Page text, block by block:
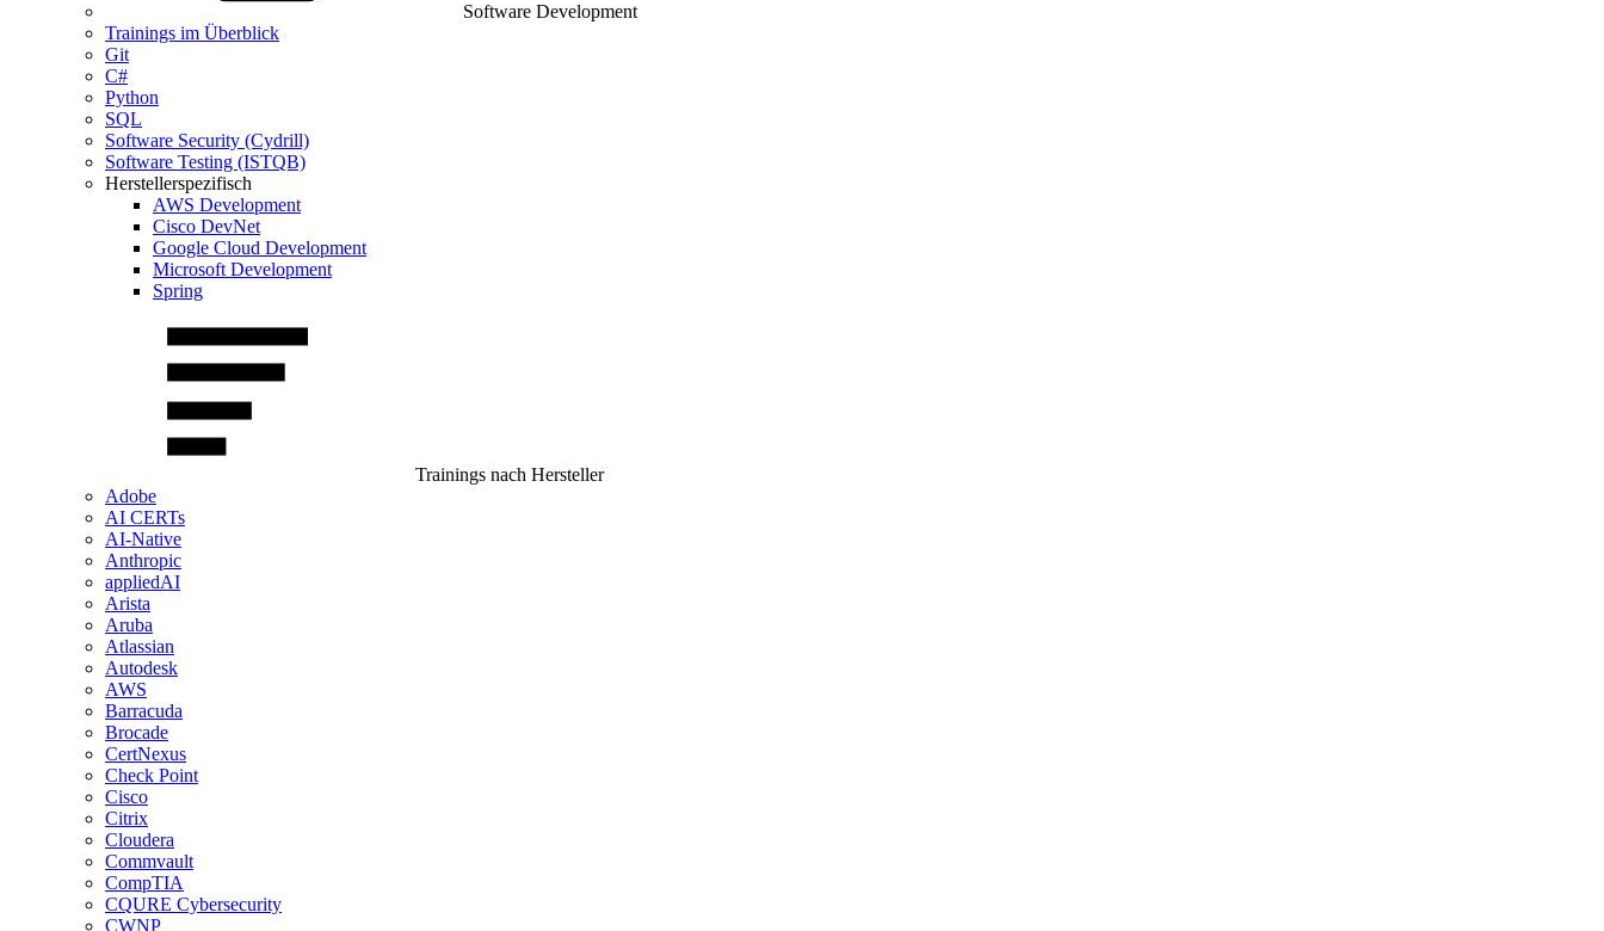
Software Development
Trainings im Überblick
Git
C#
Python
SQL
Software Security (Cydrill)
Software Testing (ISTQB)
Herstellerspezifisch
AWS Development
Cisco DevNet
Google Cloud Development
Microsoft Development
Spring
Trainings nach Hersteller
Adobe
AI CERTs
AI-Native
Anthropic
appliedAI
Arista
Aruba
Atlassian
Autodesk
AWS
Barracuda
Brocade
CertNexus
Check Point
Cisco
Citrix
Cloudera
Commvault
CompTIA
CQURE Cybersecurity
CWNP